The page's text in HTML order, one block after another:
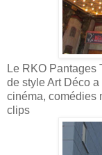
Le RKO Pantages
de style Art Déco
cinéma, comédies
clips